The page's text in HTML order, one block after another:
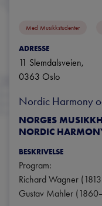
Med Musikkstudenter
ADRESSE
11 Slemdalsveien,
0363 Oslo
Nordic Harmony
NORGES
NORDIC
BESKRIVELSE
Program:
Richard Wagner
Gustav Mahler